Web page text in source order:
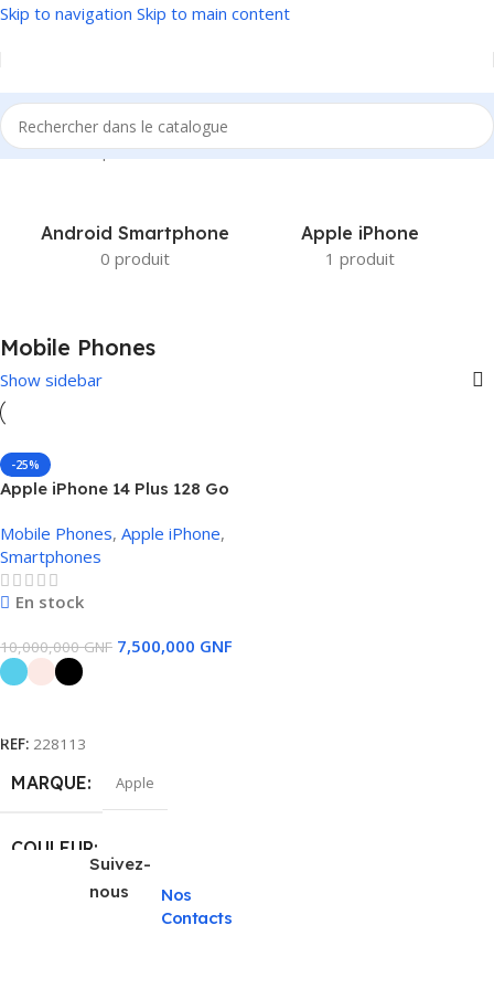
Skip to navigation Skip to main content
Accueil/Smartphones/Mobile Phones
Android Smartphone
0 produit
Apple iPhone
1 produit
Mobile Phones
Show sidebar
-25%
Apple iPhone 14 Plus 128 Go
Mobile Phones, Apple iPhone,
Smartphones
En stock
10,000,000GNF 7,500,000 GNF
REF: 228113
MARQUE Apple
COULEUR
Suivez-
nous
Nos
Contacts